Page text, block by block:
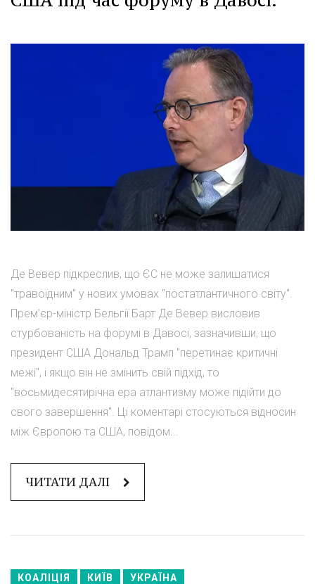
Де Вевер підкреслив, що ЄС не може залишатися
"травоїдним" у нових умовах "постатлантичного світу".
Прем'єр-міністр Бельгії Барт Де Вевер висловив
стурбованість на форумі в Давосі, зазначивши, що
президент США Дональд Трамп "перетинає критичні
межі", і якщо він не змінить свій підхід, то
"восьмидесятирічна ера атлантизму може підійти до
свого завершення". Ці коментарі стосуються відносин
між Європою та США, повідом...
ЧИТАТИ ДАЛІ
КОАЛІЦІЯ КИЇВ УКРАЇНА